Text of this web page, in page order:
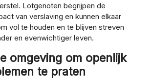
Lotgenoten begrijpen de
van verslaving en kunnen elkaar
vol te houden en te blijven streven
en evenwichtiger leven.
omgeving om openlijk
te praten